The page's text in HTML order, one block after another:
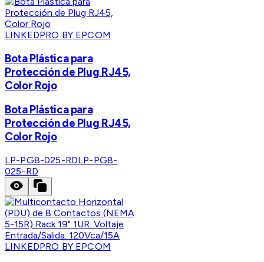
LINKEDPRO BY EPCOM
Bota Plástica para
Protección de Plug RJ45,
Color Rojo
Bota Plástica para
Protección de Plug RJ45,
Color Rojo
LP-PG8-025-RDLP-PG8-
025-RD
LINKEDPRO BY EPCOM